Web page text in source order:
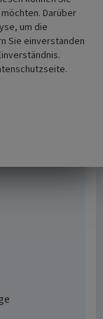
S.
Heimat.
Darüber
um die
Sie einverstanden